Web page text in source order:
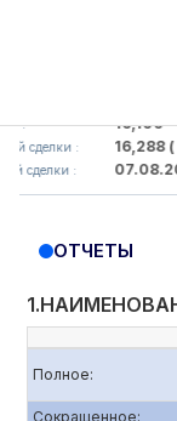
16,100
сделки : 16,288( —
сделки :
ОТЧЕТЫ
Полное:
Сокращенное: